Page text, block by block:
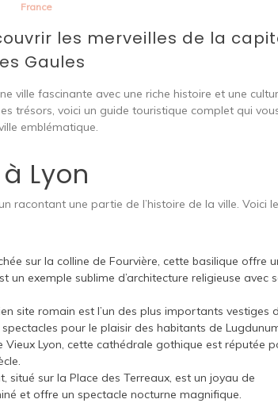
France
les merveilles de la
Gaules
ville fascinante avec une riche histoire et une
trésors, voici un guide touristique complet qui
emblématique.
Lyon
racontant une partie de l’histoire de la ville. Voici
sur la colline de Fourvière, cette basilique offre
un exemple sublime d’architecture religieuse avec
site romain est l’un des plus importants vestiges
pour le plaisir des habitants de
Vieux Lyon, cette cathédrale gothique est réputée
situé sur la Place des Terreaux, est un joyau de
et offre un spectacle nocturne magnifique.